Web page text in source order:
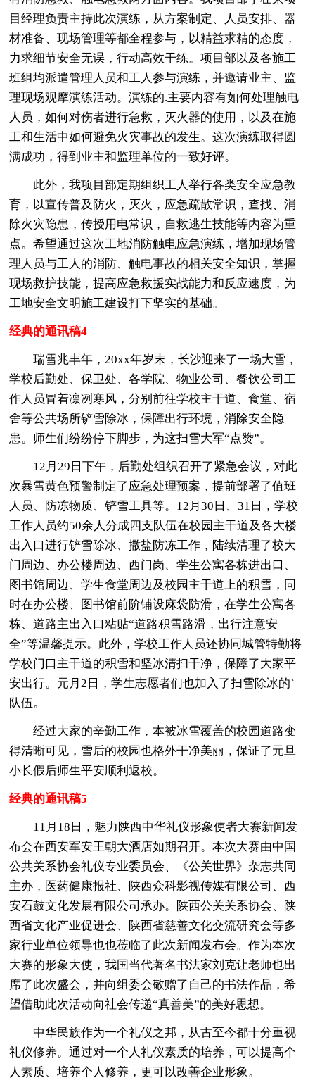
目经理负责主持此次演练，从方案制定、人员安排、器
材准备、现场管理等都全程参与，以精益求精的态度，
力求细节安全无误，行动高效干练。项目部以及各施工
班组均派遣管理人员和工人参与演练，并邀请业主、监
理现场观摩演练活动。演练的.主要内容有如何处理触电
人员，如何对伤者进行急救，灭火器的使用，以及在施
工和生活中如何避免火灾事故的发生。这次演练取得圆
满成功，得到业主和监理单位的一致好评。
此外，我项目部定期组织工人举行各类安全应急教
育，以宣传普及防火，灭火，应急疏散常识，查找、消
除火灾隐患，传授用电常识，自救逃生技能等内容为重
点。希望通过这次工地消防触电应急演练，增加现场管
理人员与工人的消防、触电事故的相关安全知识，掌握
现场救护技能，提高应急救援实战能力和反应速度，为
工地安全文明施工建设打下坚实的基础。
经典的通讯稿4
瑞雪兆丰年，20xx年岁末，长沙迎来了一场大雪，
学校后勤处、保卫处、各学院、物业公司、餐饮公司工
作人员冒着凛冽寒风，分别前往学校主干道、食堂、宿
舍等公共场所铲雪除冰，保障出行环境，消除安全隐
患。师生们纷纷停下脚步，为这扫雪大军“点赞”。
12月29日下午，后勤处组织召开了紧急会议，对此
次暴雪黄色预警制定了应急处理预案，提前部署了值班
人员、防冻物质、铲雪工具等。12月30日、31日，学校
工作人员约50余人分成四支队伍在校园主干道及各大楼
出入口进行铲雪除冰、撒盐防冻工作，陆续清理了校大
门周边、办公楼周边、西门岗、学生公寓各栋进出口、
图书馆周边、学生食堂周边及校园主干道上的积雪，同
时在办公楼、图书馆前阶铺设麻袋防滑，在学生公寓各
栋、道路主出入口粘贴“道路积雪路滑，出行注意安
全”等温馨提示。此外，学校工作人员还协同城管特勤将
学校门口主干道的积雪和坚冰清扫干净，保障了大家平
安出行。元月2日，学生志愿者们也加入了扫雪除冰的`
队伍。
经过大家的辛勤工作，本被冰雪覆盖的校园道路变
得清晰可见，雪后的校园也格外干净美丽，保证了元旦
小长假后师生平安顺利返校。
经典的通讯稿5
11月18日，魅力陕西中华礼仪形象使者大赛新闻发
布会在西安军安王朝大酒店如期召开。本次大赛由中国
公共关系协会礼仪专业委员会、《公关世界》杂志共同
主办，医药健康报社、陕西众科影视传媒有限公司、西
安石鼓文化发展有限公司承办。陕西公关关系协会、陕
西省文化产业促进会、陕西省慈善文化交流研究会等多
家行业单位领导也也莅临了此次新闻发布会。作为本次
大赛的形象大使，我国当代著名书法家刘克让老师也出
席了此次盛会，并向组委会敬赠了自己的书法作品，希
望借助此次活动向社会传递“真善美”的美好思想。
中华民族作为一个礼仪之邦，从古至今都十分重视
礼仪修养。通过对一个人礼仪素质的培养，可以提高个
人素质、培养个人修养，更可以改善企业形象。